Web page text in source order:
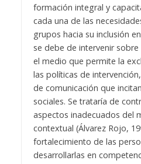
formación integral y
cada una de las
grupos hacia su inclusión
se debe de intervenir
el medio que permite la
las políticas de
de comunicación que
sociales. Se trataría de
aspectos inadecuados del
contextual (Álvarez Rojo,
fortalecimiento de las
desarrollarlas en